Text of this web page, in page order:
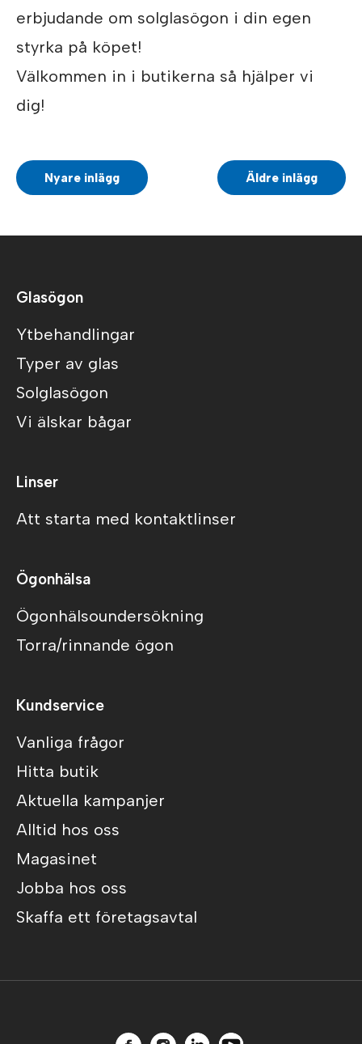
erbjudande om solglasögon i din egen
styrka på köpet!
Välkommen in i butikerna så hjälper vi
dig!
Nyare inlägg Äldre inlägg
Glasögon
Ytbehandlingar
Typer av glas
Solglasögon
Vi älskar bågar
Linser
Att starta med kontaktlinser
Ögonhälsa
Ögonhälsoundersökning
Torra/rinnande ögon
Kundservice
Vanliga frågor
Hitta butik
Aktuella kampanjer
Alltid hos oss
Magasinet
Jobba hos oss
Skaffa ett företagsavtal